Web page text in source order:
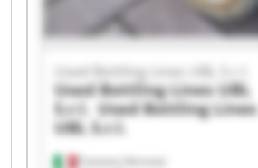
Fumane (Verona)
Used Bottling Lines UBL S.r.l.
Used Bottling Lines UBL
S.r.l.
Used Bottling Lines
UBL S.r.l.